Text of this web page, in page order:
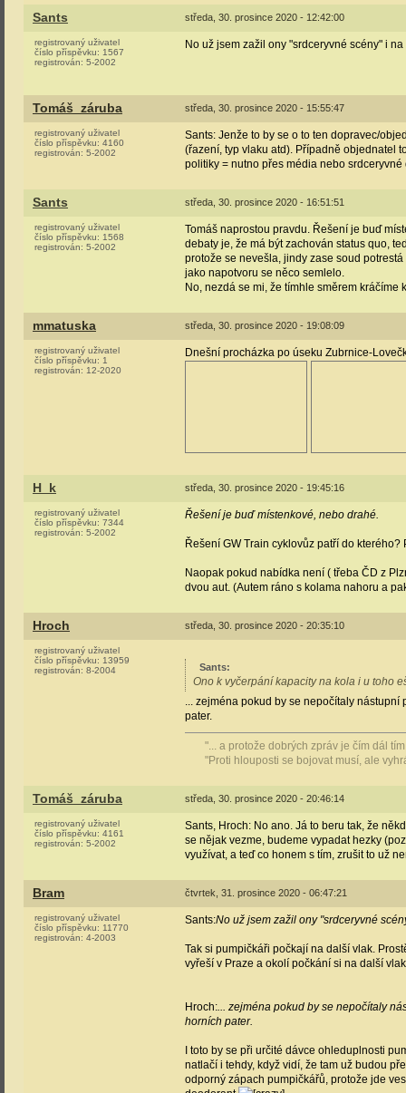
Sants středa, 30. prosince 2020 - 12:42:00
registrovaný uživatel
číslo příspěvku: 1567
registrován: 5-2002
No už jsem zažil ony "srdceryvné scény" i
Tomáš_záruba středa, 30. prosince 2020 - 15:55:47
registrovaný uživatel
číslo příspěvku: 4160
registrován: 5-2002
Sants: Jenže to by se o to ten dopravec/
(řazení, typ vlaku atd). Případně objednatel
politiky = nutno přes média nebo
Sants středa, 30. prosince 2020 - 16:51:51
registrovaný uživatel
číslo příspěvku: 1568
registrován: 5-2002
Tomáš naprostou pravdu. Řešení je buď
debaty je, že má být zachován status quo,
protože se nevešla, jindy zase soud
jako napotvoru se něco semlelo.
No, nezdá se mi, že tímhle směrem
mmatuska středa, 30. prosince 2020 - 19:08:09
registrovaný uživatel
číslo příspěvku: 1
registrován: 12-2020
Dnešní procházka po úseku Zubrnice-
H_k středa, 30. prosince 2020 - 19:45:16
registrovaný uživatel
číslo příspěvku: 7344
registrován: 5-2002
Řešení je buď místenkové, nebo drahé.
Řešení GW Train cyklovůz patří do
Naopak pokud nabídka není ( třeba ČD z
dvou aut. (Autem ráno s kolama nahoru a
Hroch středa, 30. prosince 2020 - 20:35:10
registrovaný uživatel
číslo příspěvku: 13959
registrován: 8-2004 Sants:
Ono k vyčerpání kapacity na kola i u toho
... zejména pokud by se nepočítaly nástupní
pater.
"... a protože dobrých zpráv je čím dál
"Proti hlouposti se bojovat musí, ale
Tomáš_záruba středa, 30. prosince 2020 - 20:46:14
registrovaný uživatel
číslo příspěvku: 4161
registrován: 5-2002
Sants, Hroch: No ano. Já to beru tak, že
se nějak vezme, budeme vypadat hezky
využívat, a teď co honem s tím, zrušit to už
Bram čtvrtek, 31. prosince 2020 - 06:47:21
registrovaný uživatel
číslo příspěvku: 11770
registrován: 4-2003
Sants:No už jsem zažil ony "srdceryvné
Tak si pumpičkáři počkají na další vlak.
vyřeší v Praze a okolí počkání si na další
Hroch:... zejména pokud by se nepočítaly
horních pater.
I toto by se při určité dávce ohleduplnosti
natlačí i tehdy, když vidí, že tam už budou
odporný zápach pumpičkářů, protože jde